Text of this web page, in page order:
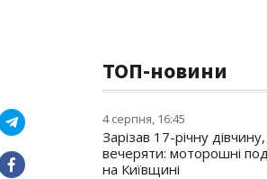
ТОП-новини
4 серпня, 16:45
Зарізав 17-річну дівчину,
вечеряти: моторошні
на Київщині